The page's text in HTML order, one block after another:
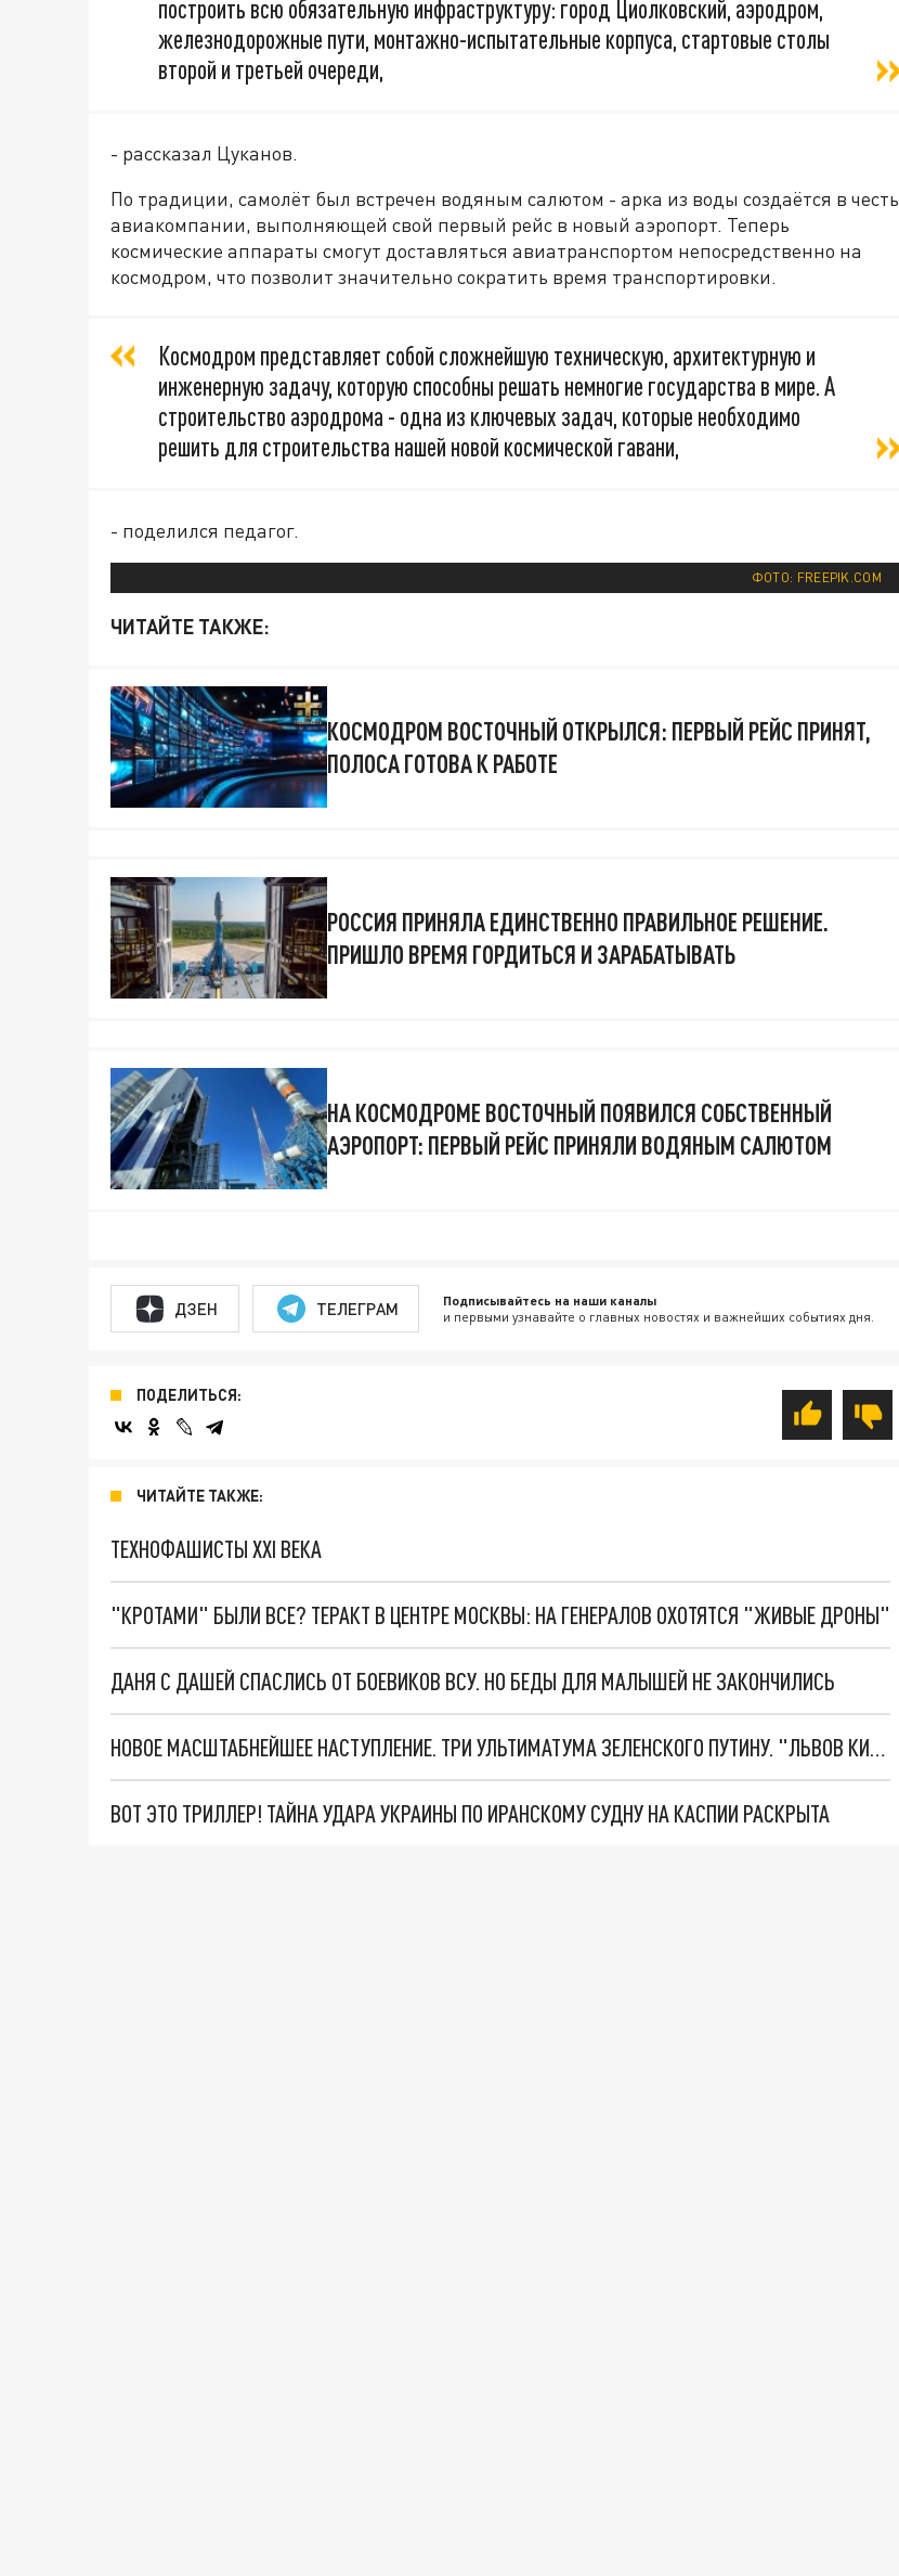
построить всю обязательную инфраструктуру: город Циолковский, аэродром,
железнодорожные пути, монтажно-испытательные корпуса, стартовые столы
второй и третьей очереди,
- рассказал Цуканов.
По традиции, самолёт был встречен водяным салютом - арка из воды создаётся в честь
авиакомпании, выполняющей свой первый рейс в новый аэропорт. Теперь
космические аппараты смогут доставляться авиатранспортом непосредственно на
космодром, что позволит значительно сократить время транспортировки.
Космодром представляет собой сложнейшую техническую, архитектурную и
инженерную задачу, которую способны решать немногие государства в мире. А
строительство аэродрома - одна из ключевых задач, которые необходимо
решить для строительства нашей новой космической гавани,
- поделился педагог.
ФОТО: FREEPIK.COM
ЧИТАЙТЕ ТАКЖЕ:
КОСМОДРОМ ВОСТОЧНЫЙ ОТКРЫЛСЯ: ПЕРВЫЙ РЕЙС ПРИНЯТ,
ПОЛОСА ГОТОВА К РАБОТЕ
РОССИЯ ПРИНЯЛА ЕДИНСТВЕННО ПРАВИЛЬНОЕ РЕШЕНИЕ.
ПРИШЛО ВРЕМЯ ГОРДИТЬСЯ И ЗАРАБАТЫВАТЬ
НА КОСМОДРОМЕ ВОСТОЧНЫЙ ПОЯВИЛСЯ СОБСТВЕННЫЙ
АЭРОПОРТ: ПЕРВЫЙ РЕЙС ПРИНЯЛИ ВОДЯНЫМ САЛЮТОМ
ДЗЕН ТЕЛЕГРАМ Подписывайтесь на наши каналы
и первыми узнавайте о главных новостях и важнейших событиях дня.
ПОДЕЛИТЬСЯ:
ЧИТАЙТЕ ТАКЖЕ:
ТЕХНОФАШИСТЫ XXI ВЕКА
"КРОТАМИ" БЫЛИ ВСЕ? ТЕРАКТ В ЦЕНТРЕ МОСКВЫ: НА ГЕНЕРАЛОВ ОХОТЯТСЯ "ЖИВЫЕ ДРОНЫ"
ДАНЯ С ДАШЕЙ СПАСЛИСЬ ОТ БОЕВИКОВ ВСУ. НО БЕДЫ ДЛЯ МАЛЫШЕЙ НЕ ЗАКОНЧИЛИСЬ
НОВОЕ МАСШТАБНЕЙШЕЕ НАСТУПЛЕНИЕ. ТРИ УЛЬТИМАТУМА ЗЕЛЕНСКОГО ПУТИНУ. "ЛЬВОВ КИМА" ПОСТАВЯТ НА ПВО? ГЛОБАЛЬНЫЙ ПРОРЫВ ПОД ЗАПОРОЖЬЕМ
ВОТ ЭТО ТРИЛЛЕР! ТАЙНА УДАРА УКРАИНЫ ПО ИРАНСКОМУ СУДНУ НА КАСПИИ РАСКРЫТА